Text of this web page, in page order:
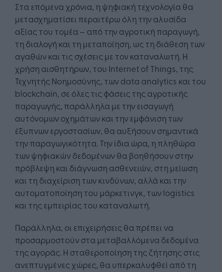
Στα επόμενα χρόνια, η ψηφιακή τεχνολογία θα
μετασχηματίσει περαιτέρω όλη την αλυσίδα
αξίας του τομέα – από την αγροτική παραγωγή,
τη διαλογή και τη μεταποίηση, ως τη διάθεση των
αγαθών και τις σχέσεις με τον καταναλωτή. Η
χρήση αισθητήρων, του Internet of Things, της
Τεχνητής Νοημοσύνης, των data analytics και του
blockchain, σε όλες τις φάσεις της αγροτικής
παραγωγής, παράλληλα με την εισαγωγή
αυτόνομων οχημάτων και την εμφάνιση των
έξυπνων εργοστασίων, θα αυξήσουν σημαντικά
την παραγωγικότητα. Την ίδια ώρα, η πληθώρα
των ψηφιακών δεδομένων θα βοηθήσουν στην
πρόβλεψη και διάγνωση ασθενειών, στη μείωση
και τη διαχείριση των κινδύνων, αλλά και την
αυτοματοποίηση του μάρκετινγκ, των logistics
και της εμπειρίας του καταναλωτή.
Παράλληλα, οι επιχειρήσεις θα πρέπει να
προσαρμοστούν στα μεταβαλλόμενα δεδομένα
της αγοράς. Η σταθεροποίηση της ζήτησης στις
ανεπτυγμένες χώρες, θα υπερκαλυφθεί από τη